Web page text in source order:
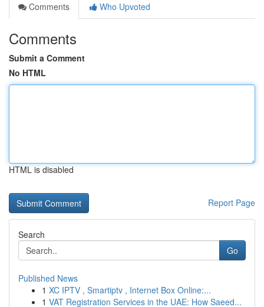
Comments
Who Upvoted
Comments
Submit a Comment
No HTML
HTML is disabled
Report Page
Search
Go
Published News
1 XC IPTV , Smartiptv , Internet Box Online:...
1 VAT Registration Services in the UAE: How Saeed...